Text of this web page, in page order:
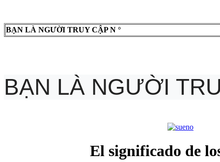
BẠN LÀ NGƯỜI TRUY CẬP N °
BẠN LÀ NGƯỜI
El significado de